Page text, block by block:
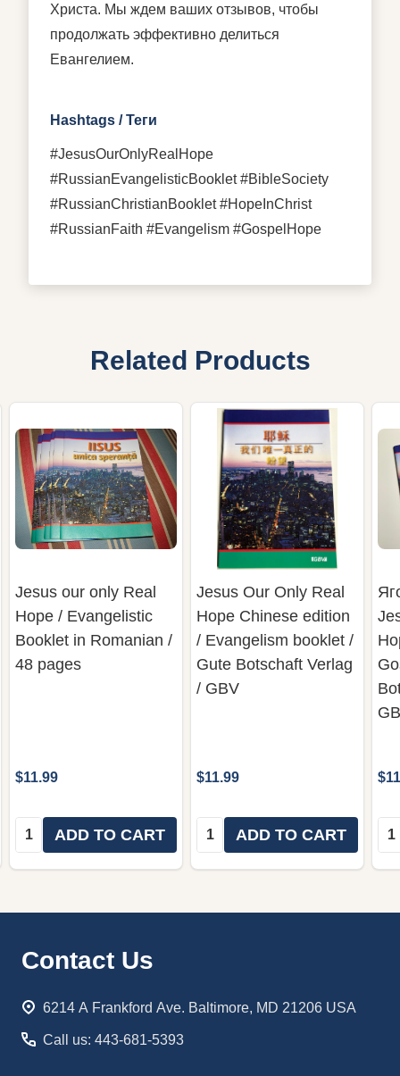
Христа. Мы ждем ваших отзывов, чтобы
продолжать эффективно делиться
Евангелием.
Hashtags / Теги
#JesusOurOnlyRealHope
#RussianEvangelisticBooklet #BibleSociety
#RussianChristianBooklet #HopeInChrist
#RussianFaith #Evangelism #GospelHope
Related Products
Jesus our only Real
Hope / Evangelistic
Booklet in Romanian /
48 pages
$11.99
Quantity:ADD TO CART
Jesus Our Only Real
Hope Chinese edition
/ Evangelism booklet /
Gute Botschaft Verlag
/ GBV
$11.99
Quantity:ADD TO CART
Footer
Contact Us
6214 A Frankford Ave. Baltimore, MD 21206 USA
Call us: 443-681-5393